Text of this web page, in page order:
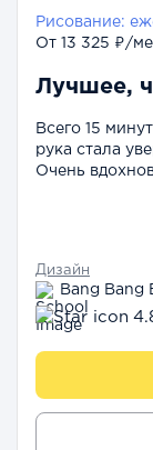
Рисование:
От 13 325 ₽/
Лучшее,
Всего 15
рука стала
Очень
Дизайн